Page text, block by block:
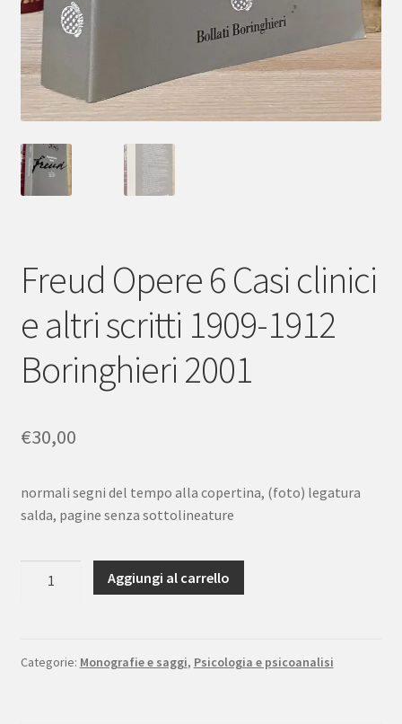
Freud Opere 6 Casi clinici
e altri scritti 1909-1912
Boringhieri 2001
€30,00
normali segni del tempo alla copertina, (foto) legatura
salda, pagine senza sottolineature
clinici
Aggiungi al carrello
Categorie: Monografie e saggi, Psicologia e psicoanalisi